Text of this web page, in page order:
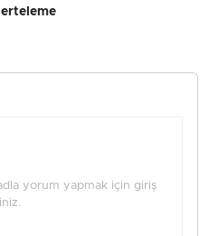
erteleme
yorum yapmak için giriş